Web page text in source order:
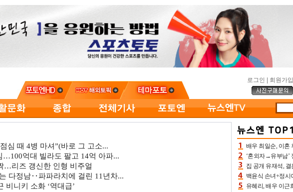
로그인 회원가입
심 때 4병 마셔”(바로 그 고소...
억대 빌라도 팔고 14억 아파...
…리즈 갱신한 인형 비주얼
다정남‥파파라치에 걸린 11년차...
비니키 소화 ‘역대급’